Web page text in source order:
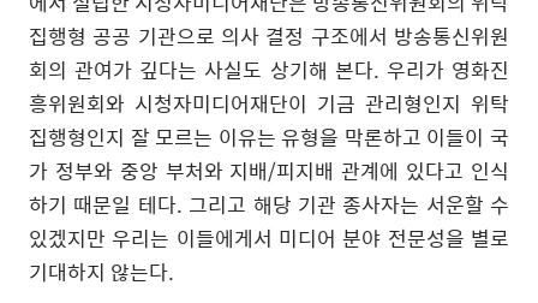
집행형 공공 기관으로 의사 결정 구조에서 방송통신위원
회의 관여가 깊다는 사실도 상기해 본다. 우리가 영화진
흥위원회와 시청자미디어재단이 기금 관리형인지 위탁
집행형인지 잘 모르는 이유는 유형을 막론하고 이들이 국
가 정부와 중앙 부처와 지배/피지배 관계에 있다고 인식
하기 때문일 테다. 그리고 해당 기관 종사자는 서운할 수
있겠지만 우리는 이들에게서 미디어 분야 전문성을 별로
기대하지 않는다.